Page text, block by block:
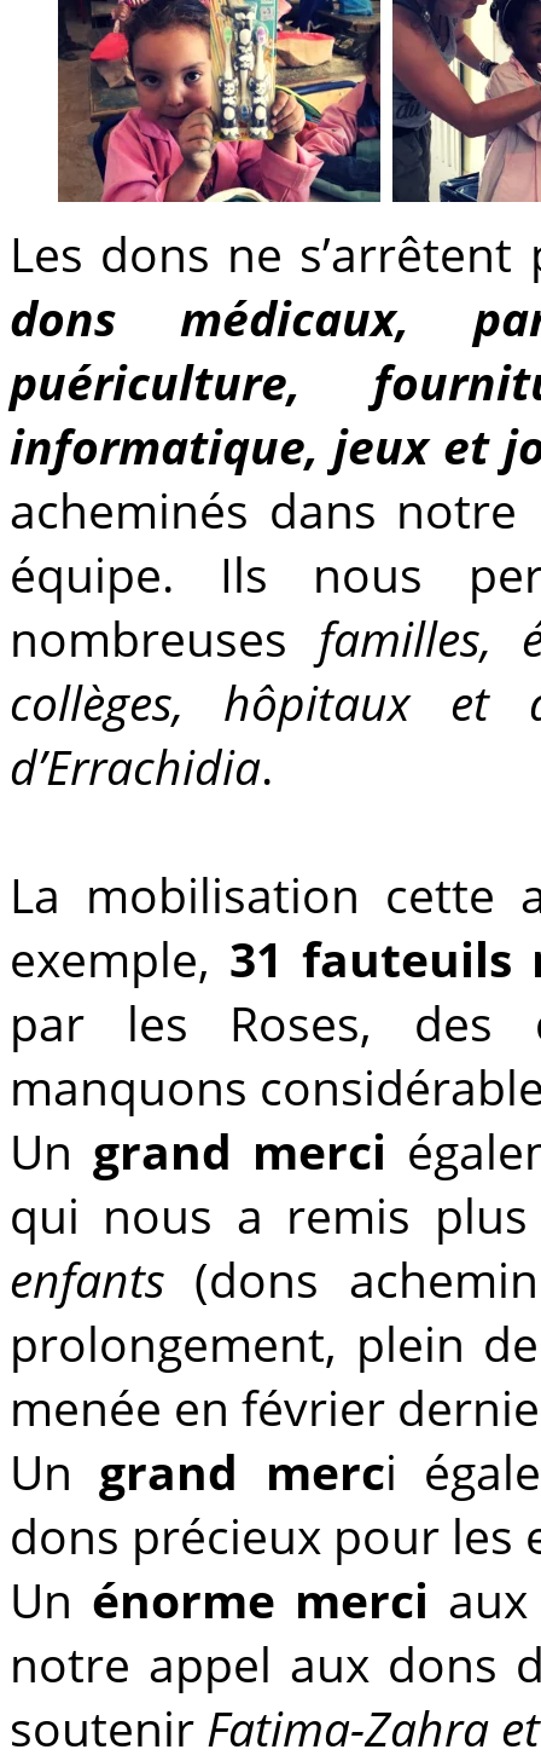
Les dons ne
dons médicaux,
puériculture,
informatique, jeux et
acheminés dans
équipe. Ils nous
nombreuses familles,
collèges, hôpitaux et
d’Errachidia.
La mobilisation cette
exemple, 31 fauteuils
par les Roses, des
manquons
Un grand merci
qui nous a remis
enfants (dons
prolongement, plein
menée en février
Un grand merci
dons précieux pour les
Un énorme merci
notre appel aux dons
soutenir Fatima-Zahra